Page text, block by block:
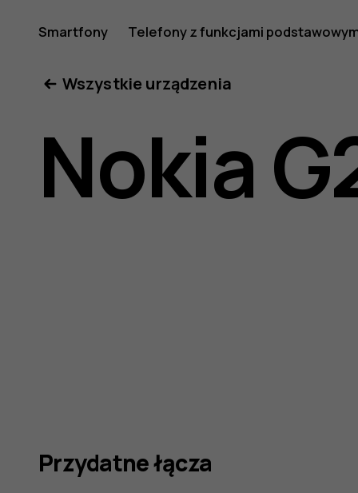
Nokia
G21
—
Smartfony Telefony z funkcjami
Wszystkie urządzenia
Nokia
Przydatne łącza